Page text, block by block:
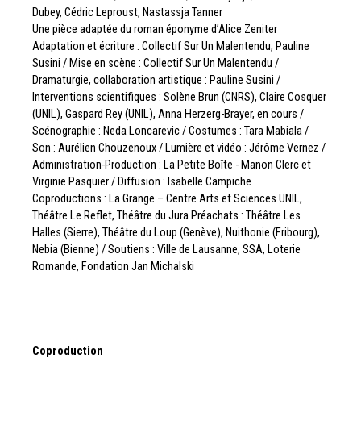
Dubey, Cédric Leproust, Nastassja Tanner
Une pièce adaptée du roman éponyme d’Alice Zeniter
Adaptation et écriture : Collectif Sur Un Malentendu, Pauline
Susini / Mise en scène : Collectif Sur Un Malentendu /
Dramaturgie, collaboration artistique : Pauline Susini /
Interventions scientifiques : Solène Brun (CNRS), Claire Cosquer
(UNIL), Gaspard Rey (UNIL), Anna Herzerg-Brayer, en cours /
Scénographie : Neda Loncarevic / Costumes : Tara Mabiala /
Son : Aurélien Chouzenoux / Lumière et vidéo : Jérôme Vernez /
Administration-Production : La Petite Boîte - Manon Clerc et
Virginie Pasquier / Diffusion : Isabelle Campiche
Coproductions : La Grange – Centre Arts et Sciences UNIL,
Théâtre Le Reflet, Théâtre du Jura Préachats : Théâtre Les
Halles (Sierre), Théâtre du Loup (Genève), Nuithonie (Fribourg),
Nebia (Bienne) / Soutiens : Ville de Lausanne, SSA, Loterie
Romande, Fondation Jan Michalski
Coproduction